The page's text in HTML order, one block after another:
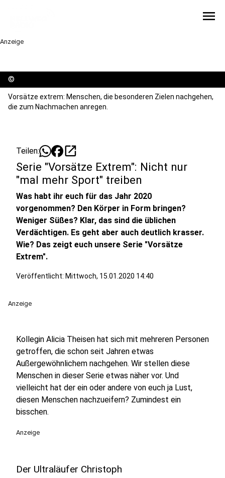
menu
Anzeige
©
Vorsätze extrem: Menschen, die besonderen Zielen nachgehen,
die zum Nachmachen anregen.
Teilen: open_in_new
Serie "Vorsätze Extrem": Nicht nur
"mal mehr Sport" treiben
Was habt ihr euch für das Jahr 2020
vorgenommen? Den Körper in Form bringen?
Weniger Süßes? Klar, das sind die üblichen
Verdächtigen. Es geht aber auch deutlich krasser.
Wie? Das zeigt euch unsere Serie "Vorsätze
Extrem".
Veröffentlicht: Mittwoch, 15.01.2020 14:40
Anzeige
Kollegin Alicia Theisen hat sich mit mehreren Personen
getroffen, die schon seit Jahren etwas
Außergewöhnlichem nachgehen. Wir stellen diese
Menschen in dieser Serie etwas näher vor. Und
vielleicht hat der ein oder andere von euch ja Lust,
diesen Menschen nachzueifern? Zumindest ein
bisschen.
Anzeige
Der Ultraläufer Christoph